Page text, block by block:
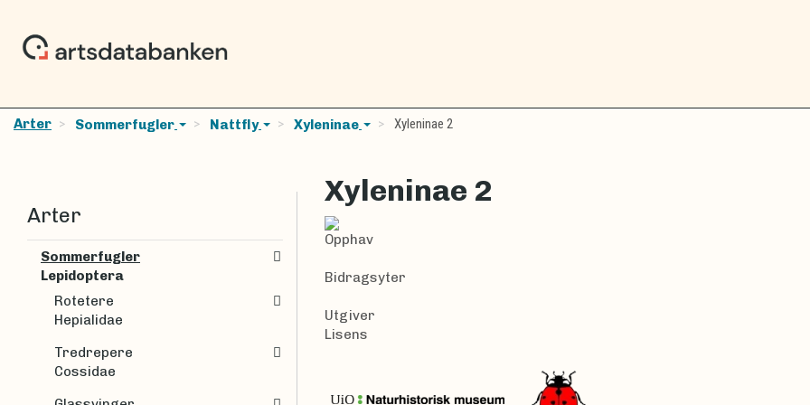
Arter Sommerfugler Nattfly Xyleninae Xyleninae 2
Xyleninae 2
Opphav
Bidragsyter
Utgiver
Lisens
Arter
Sommerfugler
Lepidoptera
Rotetere
Hepialidae
Tredrepere
Cossidae